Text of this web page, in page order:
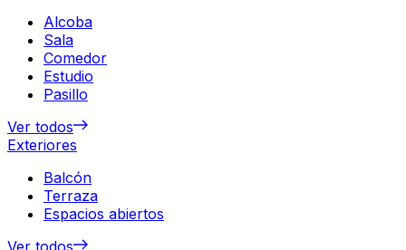
Alcoba
Sala
Comedor
Estudio
Pasillo
Ver todos
Exteriores
Balcón
Terraza
Espacios abiertos
Ver todos